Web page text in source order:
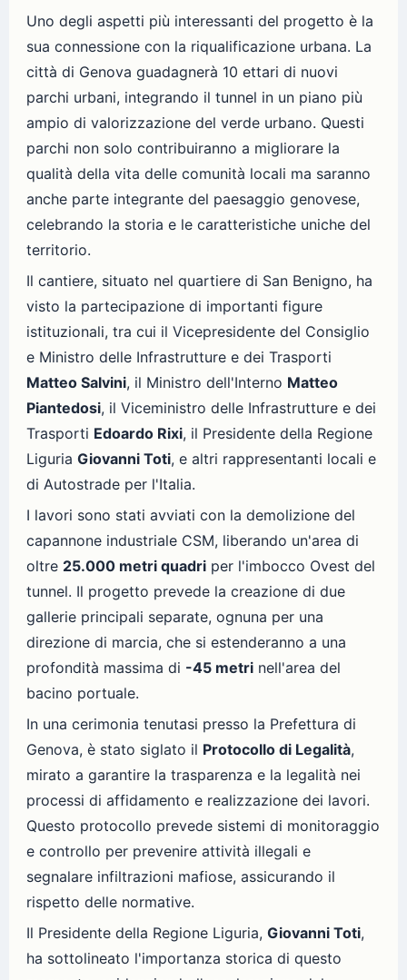
Uno degli aspetti più interessanti del progetto è la
sua connessione con la riqualificazione urbana. La
città di Genova guadagnerà 10 ettari di nuovi
parchi urbani, integrando il tunnel in un piano più
ampio di valorizzazione del verde urbano. Questi
parchi non solo contribuiranno a migliorare la
qualità della vita delle comunità locali ma saranno
anche parte integrante del paesaggio genovese,
celebrando la storia e le caratteristiche uniche del
territorio.
Il cantiere, situato nel quartiere di San Benigno, ha
visto la partecipazione di importanti figure
istituzionali, tra cui il Vicepresidente del Consiglio
e Ministro delle Infrastrutture e dei Trasporti
Matteo Salvini, il Ministro dell'Interno Matteo
Piantedosi, il Viceministro delle Infrastrutture e dei
Trasporti Edoardo Rixi, il Presidente della Regione
Liguria Giovanni Toti, e altri rappresentanti locali e
di Autostrade per l'Italia.
I lavori sono stati avviati con la demolizione del
capannone industriale CSM, liberando un'area di
oltre 25.000 metri quadri per l'imbocco Ovest del
tunnel. Il progetto prevede la creazione di due
gallerie principali separate, ognuna per una
direzione di marcia, che si estenderanno a una
profondità massima di -45 metri nell'area del
bacino portuale.
In una cerimonia tenutasi presso la Prefettura di
Genova, è stato siglato il Protocollo di Legalità,
mirato a garantire la trasparenza e la legalità nei
processi di affidamento e realizzazione dei lavori.
Questo protocollo prevede sistemi di monitoraggio
e controllo per prevenire attività illegali e
segnalare infiltrazioni mafiose, assicurando il
rispetto delle normative.
Il Presidente della Regione Liguria, Giovanni Toti,
ha sottolineato l'importanza storica di questo